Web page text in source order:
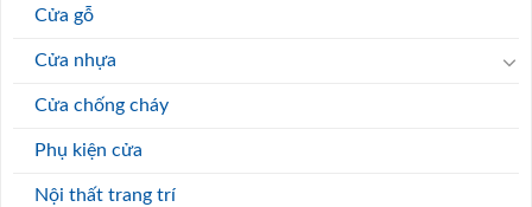
Cửa gỗ
Cửa nhựa
Cửa chống cháy
Phụ kiện cửa
Nội thất trang trí